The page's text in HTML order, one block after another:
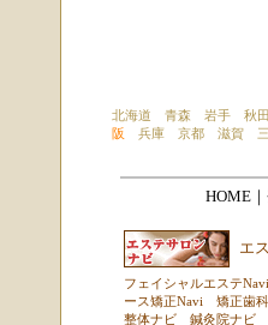
北海道 青森 岩手 秋田
阪
兵庫 京都 滋賀
HOME
エ
フェイシャルエステNavi
ース矯正Navi
矯正歯
整体ナビ
鍼灸院ナビ